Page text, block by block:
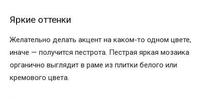
Яркие оттенки
Желательно делать акцент на каком-то одном цвете,
иначе — получится пестрота. Пестрая яркая мозаика
органично выглядит в раме из плитки белого или
кремового цвета.